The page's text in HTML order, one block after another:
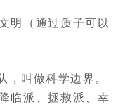
明（通过质子可以
叫做科学边界。
临派、拯救派、幸